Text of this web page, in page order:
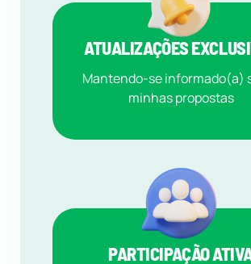
ATUALIZAÇÕES
Mantendo-se informado(a)
minhas propostas
PARTICIPAÇÃO